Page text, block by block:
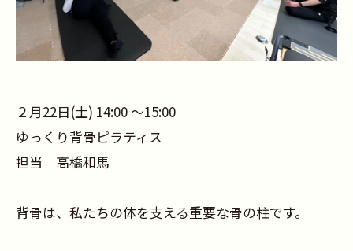
２月22日(土) 14:00 〜15:00
ゆっくり背骨ピラティス
担当 高橋和馬
背骨は、私たちの体を支える重要な骨の柱です。